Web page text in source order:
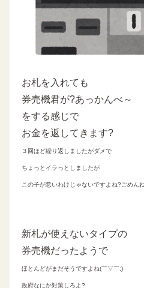
お札を入れても
券売機君が?あっかんべ～
をする感じで
お金を返してきます?
３回ほど繰り返しましたがダメで
ちょっとイラっとしましたが
この子が悪いわけじゃないですよね?ごめんね
新札が使えないタイプの
券売機だったようで
ほとんどがまだそうですよね(￣▽￣;)
政府なにか対策しろよ?